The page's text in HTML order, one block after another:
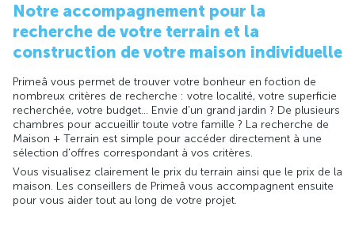
Notre accompagnement pour la
recherche de votre terrain et la
construction de votre maison individuelle
Primeâ vous permet de trouver votre bonheur en foction de
nombreux critères de recherche : votre localité, votre superficie
recherchée, votre budget... Envie d'un grand jardin ? De plusieurs
chambres pour accueillir toute votre famille ? La recherche de
Maison + Terrain est simple pour accéder directement à une
sélection d'offres correspondant à vos critères.
Vous visualisez clairement le prix du terrain ainsi que le prix de la
maison. Les conseillers de Primeâ vous accompagnent ensuite
pour vous aider tout au long de votre projet.